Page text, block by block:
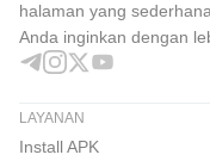
halaman yang
Anda inginkan dengan
LAYANAN
Install APK